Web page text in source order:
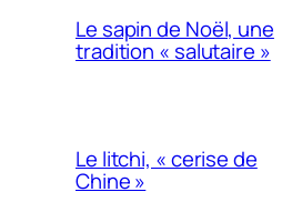
Le sapin de Noël, une
tradition « salutaire »
Le litchi, « cerise de
Chine »